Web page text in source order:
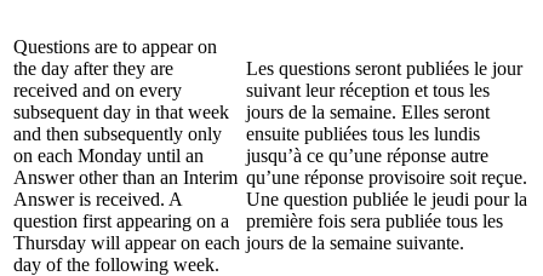
Questions are to appear on
the day after they are
received and on every
subsequent day in that week
and then subsequently only
on each Monday until an
Answer other than an Interim
Answer is received. A
question first appearing on a
Thursday will appear on each
day of the following week.
Les questions seront publiées le jour
suivant leur réception et tous les
jours de la semaine. Elles seront
ensuite publiées tous les lundis
jusqu’à ce qu’une réponse autre
qu’une réponse provisoire soit reçue.
Une question publiée le jeudi pour la
première fois sera publiée tous les
jours de la semaine suivante.